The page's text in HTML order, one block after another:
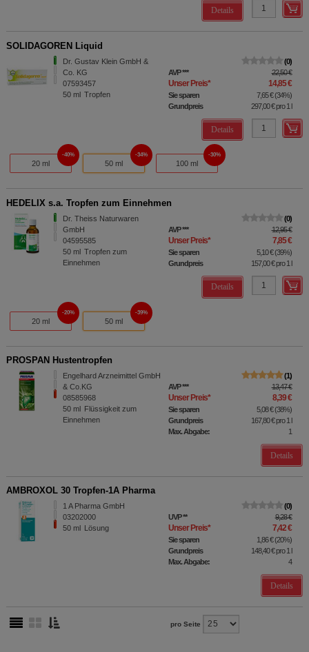
Details
SOLIDAGOREN Liquid
Dr. Gustav Klein GmbH &
Co. KG
07593457
50 ml Tropfen
0
AVP*** 22,50 €
Unser Preis* 14,85 €
Sie sparen 7,65 €(34%)
Grundpreis
297,00 €pro 1 l
Details
20 ml
40%
50 ml
34%
100 ml
30%
HEDELIX s.a. Tropfen zum Einnehmen
Dr. Theiss Naturwaren
GmbH
04595585
50 ml Tropfen zum
Einnehmen
0
AVP*** 12,95 €
Unser Preis* 7,85 €
Sie sparen 5,10 €(39%)
Grundpreis
157,00 €pro 1 l
Details
20 ml
20%
50 ml
39%
PROSPAN Hustentropfen
Engelhard Arzneimittel GmbH
& Co.KG
08585968
50 ml
Flüssigkeit zum
Einnehmen
1
AVP*** 13,47 €
Unser Preis* 8,39 €
Sie sparen 5,08 €(38%)
Grundpreis
167,80 €pro 1 l
Max. Abgabe:
1
Details
AMBROXOL 30 Tropfen-1A Pharma
1 A Pharma GmbH
03202000
50 ml Lösung
0
UVP** 9,28 €
Unser Preis* 7,42 €
Sie sparen 1,86 €(20%)
Grundpreis
148,40 €pro 1 l
Max. Abgabe:
4
Details
pro Seite